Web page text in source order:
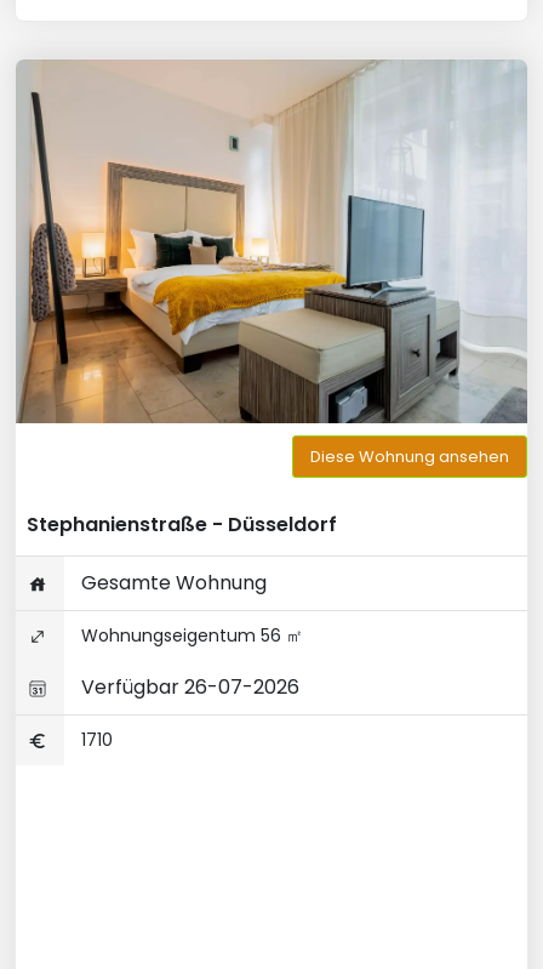
Diese Wohnung ansehen
Stephanienstraße - Düsseldorf
Gesamte Wohnung
Wohnungseigentum 56 ㎡
Verfügbar 26-07-2026
1710